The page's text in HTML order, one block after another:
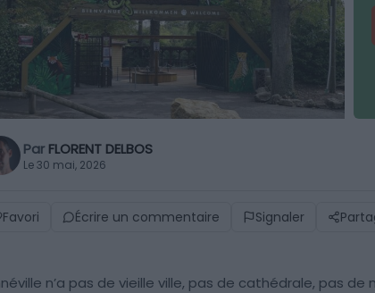
Par FLORENT DELBOS
Le 30 mai, 2026
Favori Écrire un commentaire Signaler
n’a pas de vieille ville, pas de cathédrale, pas